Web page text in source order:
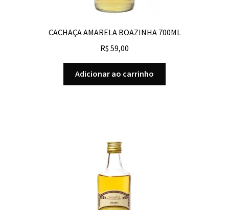
CACHAÇA AMARELA BOAZINHA 700ML
R$ 59,00
Adicionar ao carrinho